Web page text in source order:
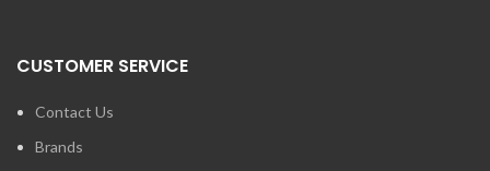
CUSTOMER SERVICE
Contact Us
Brands